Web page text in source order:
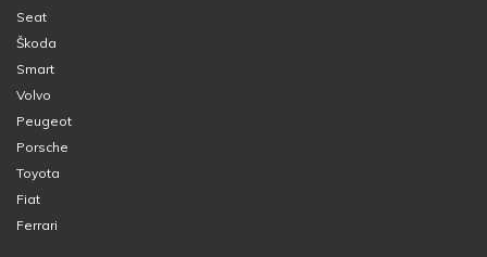
Seat
Škoda
Smart
Volvo
Peugeot
Porsche
Toyota
Fiat
Ferrari